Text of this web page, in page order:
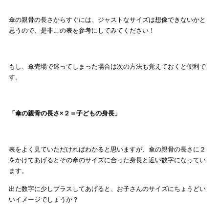
傘の親骨の長さからすぐには、ジャストなサイズは想像できないかと
思うので、是非この表を参考にしてみてください！
もし、傘売場で迷ってしまった場合は次の方法も覚えておくと便利で
す。
「傘の親骨の長さ×２＝子どもの身長」
表をよく見ていただければわかると思いますが、傘の親骨の長さに２
をかけてあげるとその傘のサイズに合った身長と近い数字になってい
ます。
出た数字に少しプラスしてあげると、お子さんのサイズにちょうどい
いイメージでしょうか？